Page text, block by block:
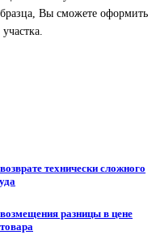
Вы сможете оформить
технически сложного
разницы в цене